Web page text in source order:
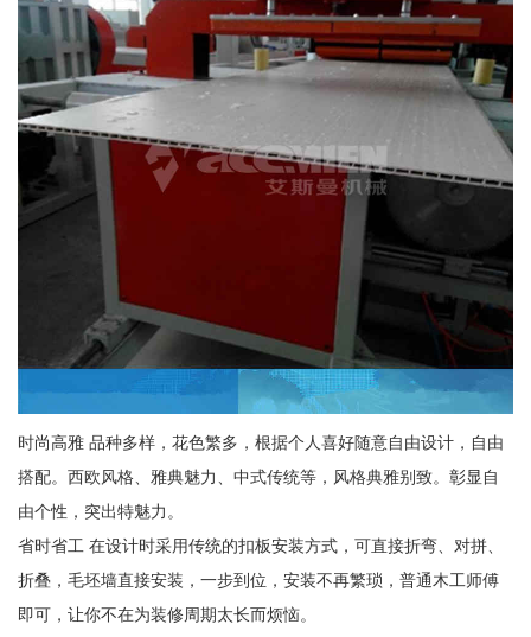
时尚高雅 品种多样，花色繁多，根据个人喜好随意自由设计，自由
搭配。西欧风格、雅典魅力、中式传统等，风格典雅别致。彰显自
由个性，突出特魅力。
省时省工 在设计时采用传统的扣板安装方式，可直接折弯、对拼、
折叠，毛坯墙直接安装，一步到位，安装不再繁琐，普通木工师傅
即可，让你不在为装修周期太长而烦恼。